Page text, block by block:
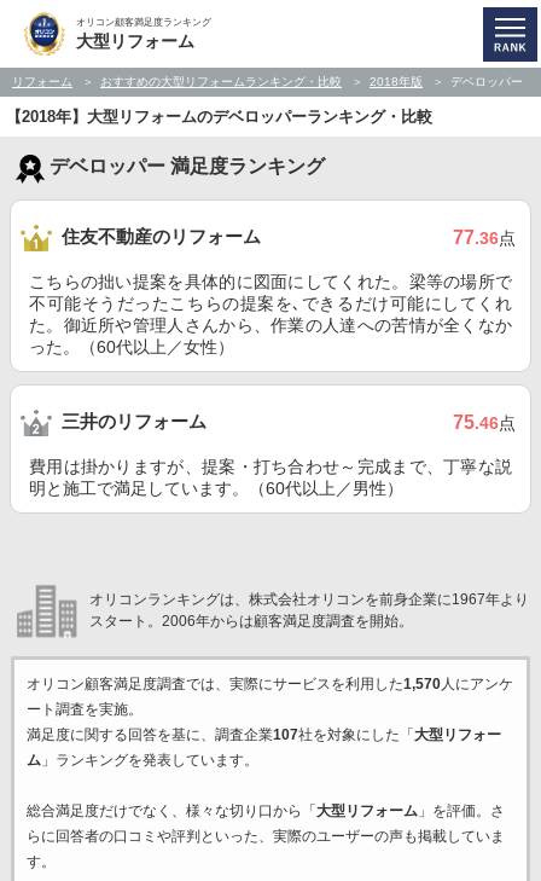
オリコン顧客満足度ランキング
大型リフォーム
リフォーム おすすめの大型リフォームランキング・比較 2018年版 デベロッパー
【2018年】大型リフォームのデベロッパーランキング・比較
デベロッパー 満足度ランキング
住友不動産のリフォーム 77.36点
こちらの拙い提案を具体的に図面にしてくれた。梁等の場所で
不可能そうだったこちらの提案を､できるだけ可能にしてくれ
た。御近所や管理人さんから、作業の人達への苦情が全くなか
った。（60代以上／女性）
三井のリフォーム 75.46点
費用は掛かりますが、提案・打ち合わせ～完成まで、丁寧な説
明と施工で満足しています。（60代以上／男性）
オリコンランキングは、株式会社オリコンを前身企業に1967年より
スタート。2006年からは顧客満足度調査を開始。
オリコン顧客満足度調査では、実際にサービスを利用した1,570人にアンケ
ート調査を実施。
満足度に関する回答を基に、調査企業107社を対象にした「 大型リフォー
ム」ランキングを発表しています。
総合満足度だけでなく、様々な切り口から「 大型リフォーム」を評価。さ
らに回答者の口コミや評判といった、実際のユーザーの声も掲載していま
す。